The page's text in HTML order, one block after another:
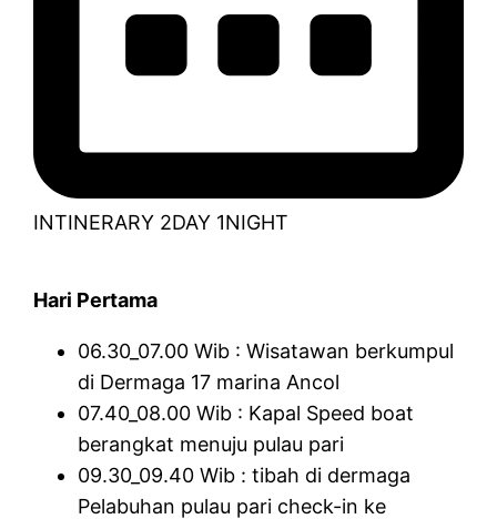
INTINERARY 2DAY 1NIGHT
Hari Pertama
06.30_07.00 Wib : Wisatawan berkumpul
di Dermaga 17 marina Ancol
07.40_08.00 Wib : Kapal Speed boat
berangkat menuju pulau pari
09.30_09.40 Wib : tibah di dermaga
Pelabuhan pulau pari check-in ke